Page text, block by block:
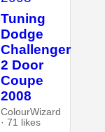
Tuning
Dodge
Challenger
2 Door
Coupe
2008
ColourWizard
· 71 likes